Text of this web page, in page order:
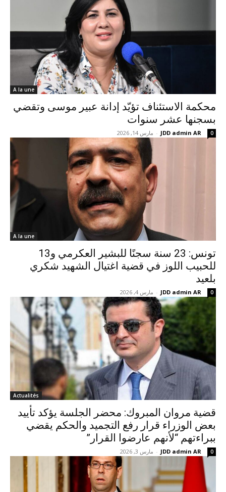
A la une
محكمة الاستئناف تؤيّد إدانة عبير موسى وتقضي
بسجنها عشر سنوات
JDD admin AR
- مارس 14, 2026 0
A la une
تونس: 23 سنة سجنًا للبشير العكرمي و13
للحبيب اللوز في قضية اغتيال الشهيد شكري
بلعيد
JDD admin AR
- مارس 4, 2026 0
Actualités
قضية مروان المبروك: محضر الجلسة يؤكد تأييد
بعض الوزراء قرار رفع التجميد والحكم يقضي
ببراءتهم “لأنهم عارضوا القرار”
JDD admin AR
- مارس 3, 2026 0